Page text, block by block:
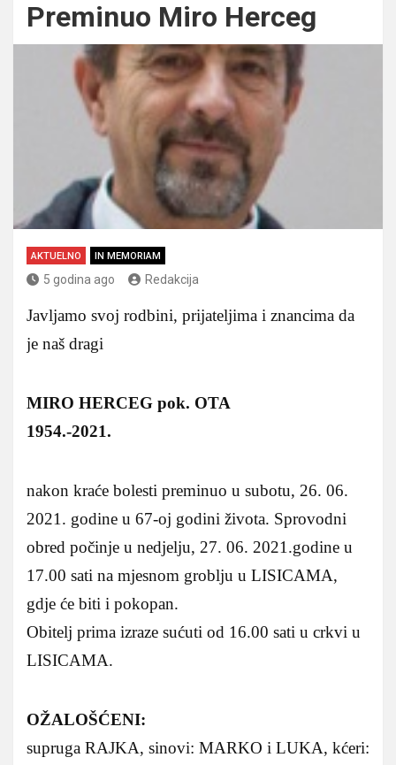
Preminuo Miro Herceg
AKTUELNO IN MEMORIAM
5 godina ago Redakcija
Javljamo svoj rodbini, prijateljima i znancima da
je naš dragi
MIRO HERCEG pok. OTA
1954.-2021.
nakon kraće bolesti preminuo u subotu, 26. 06.
2021. godine u 67-oj godini života. Sprovodni
obred počinje u nedjelju, 27. 06. 2021.godine u
17.00 sati na mjesnom groblju u LISICAMA,
gdje će biti i pokopan.
Obitelj prima izraze sućuti od 16.00 sati u crkvi u
LISICAMA.
OŽALOŠĆENI:
supruga RAJKA, sinovi: MARKO i LUKA, kćeri: